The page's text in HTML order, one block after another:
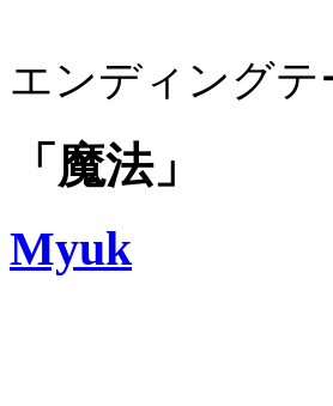
エンディングテ
「魔法」
Myuk